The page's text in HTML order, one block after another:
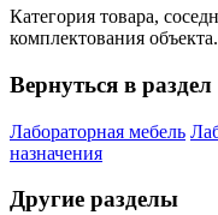
Категория товара,
комплектования объекта.
Вернуться в раздел
Лабораторная мебель
назначения
Другие разделы